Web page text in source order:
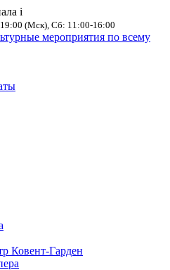
i
(Мск), Сб: 11:00-16:00
мероприятия по всему
Ковент-Гарден